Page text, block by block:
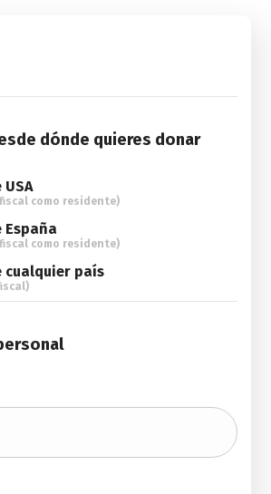
dónde quieres donar
cualquier país
como residente)
España
como residente)